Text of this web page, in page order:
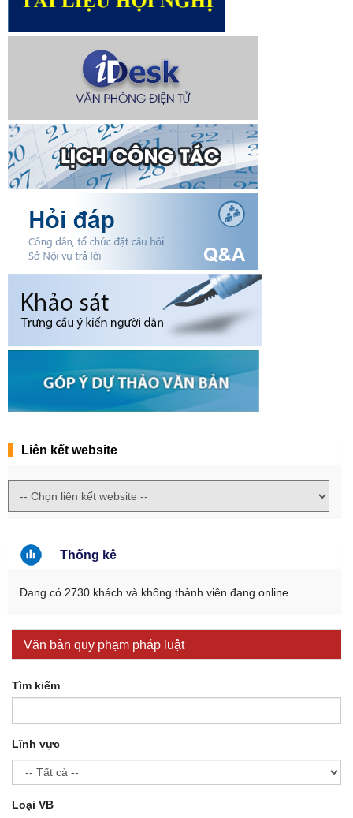
Liên kết website
Thống kê
Đang có 2730 khách và không thành viên đang online
Văn bản quy phạm pháp luật
Tìm kiếm
Lĩnh vực
Loại VB